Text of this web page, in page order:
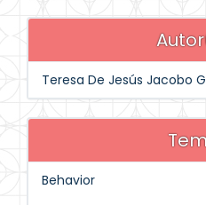
Teresa De Jesús Jacobo
Behavior